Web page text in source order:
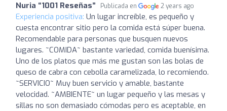
Nuria “1001 Reseñas” Publicada en 2 years ago
Experiencia positiva: Un lugar increíble, es pequeño y
cuesta encontrar sitio pero la comida está súper buena.
Recomendable para personas que busquen nuevos
lugares. ~COMIDA~ bastante variedad, comida buenísima.
Uno de los platos que más me gustan son las bolas de
queso de cabra con cebolla caramelizada, lo recomiendo.
~SERVICIO~ Muy buen servicio y amable, bastante
velocidad. ~AMBIENTE~ un lugar pequeño y las mesas y
sillas no son demasiado cómodas pero es aceptable, en